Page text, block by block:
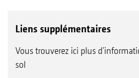
Liens supplémentaires
Vous trouverez ici plus
sol